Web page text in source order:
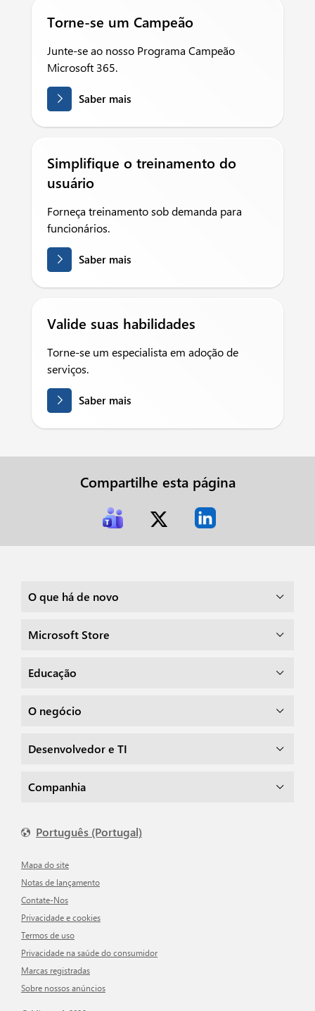
Torne-se um Campeão
Junte-se ao nosso Programa Campeão
Microsoft 365.
Saber mais
Simplifique o treinamento do
usuário
Forneça treinamento sob demanda para
funcionários.
Saber mais
Valide suas habilidades
Torne-se um especialista em adoção de
serviços.
Saber mais
Compartilhe esta página
O que há de novo
Microsoft Store
Educação
O negócio
Desenvolvedor e TI
Companhia
Português (Portugal)
Mapa do site
Notas de lançamento
Contate-Nos
Privacidade e cookies
Termos de uso
Privacidade na saúde do consumidor
Marcas registradas
Sobre nossos anúncios